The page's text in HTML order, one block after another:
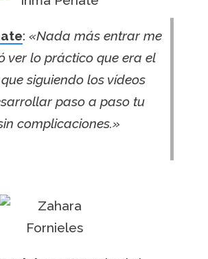
: «Nada más entrar me
ver lo práctico que era el
siguiendo los vídeos
paso a paso tu
complicaciones.»